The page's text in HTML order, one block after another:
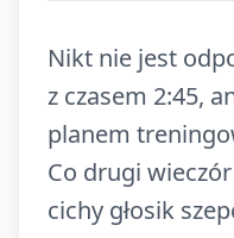
Nikt nie jest
z czasem 2:45,
planem
Co drugi
cichy głosik